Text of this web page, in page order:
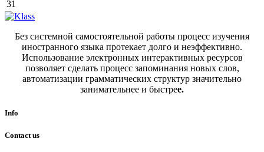
31
Без системной самостоятельной работы процесс изучения
иностранного языка протекает долго и неэффективно.
Использование электронных интерактивных ресурсов
позволяет сделать процесс запоминания новых слов,
автоматизации грамматических структур значительно
занимательнее и быстрее.
Info
Contact us